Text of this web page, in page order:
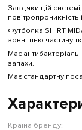
Завдяки цій
Футболка SHIRT
зовнішню частину
Має
запахи.
Має стандартну
Країна бренду: